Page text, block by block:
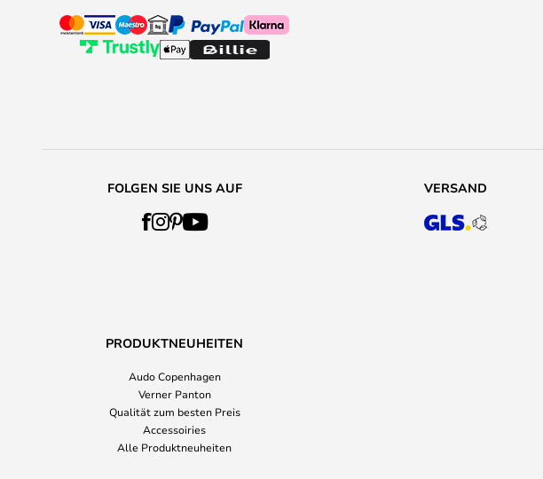
FOLGEN SIE UNS AUF VERSAND
PRODUKTNEUHEITEN
Audo Copenhagen
Verner Panton
Qualität zum besten Preis
Accessoiries
Alle Produktneuheiten